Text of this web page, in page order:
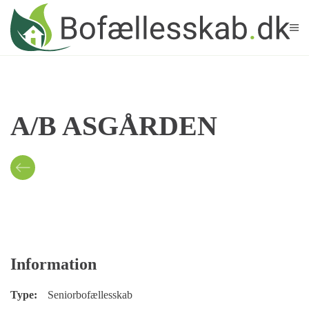
Skip to main content
A/B ASGÅRDEN
Information
Type: Seniorbofællesskab